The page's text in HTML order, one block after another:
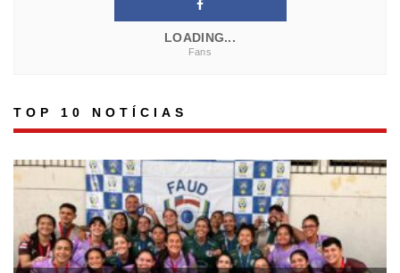
LOADING...
Fans
TOP 10 NOTÍCIAS